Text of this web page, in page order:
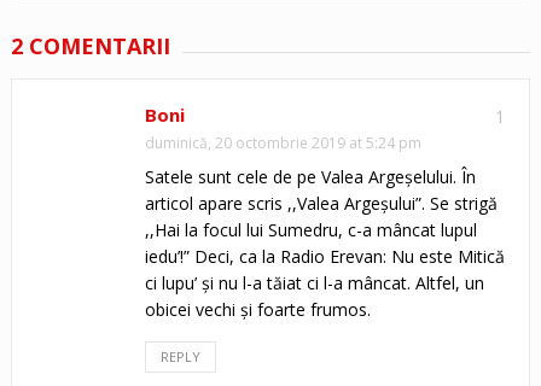
2 COMENTARII
1
Boni
duminică, 20 octombrie 2019 at 5:24 pm
Satele sunt cele de pe Valea Argeșelului. În
articol apare scris ,,Valea Argeșului”. Se strigă
,,Hai la focul lui Sumedru, c-a mâncat lupul
iedu’!” Deci, ca la Radio Erevan: Nu este Mitică
ci lupu’ și nu l-a tăiat ci l-a mâncat. Altfel, un
obicei vechi și foarte frumos.
REPLY